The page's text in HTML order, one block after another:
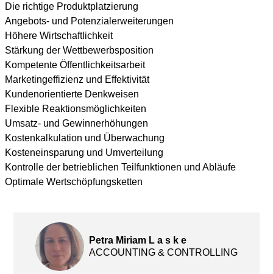
Die richtige Produktplatzierung
Angebots- und Potenzialerweiterungen
Höhere Wirtschaftlichkeit
Stärkung der Wettbewerbsposition
Kompetente Öffentlichkeitsarbeit
Marketingeffizienz und Effektivität
Kundenorientierte Denkweisen
Flexible Reaktionsmöglichkeiten
Umsatz- und Gewinnerhöhungen
Kostenkalkulation und Überwachung
Kosteneinsparung und Umverteilung
Kontrolle der betrieblichen Teilfunktionen und Abläufe
Optimale Wertschöpfungsketten
Petra Miriam L a s k e
ACCOUNTING & CONTROLLING